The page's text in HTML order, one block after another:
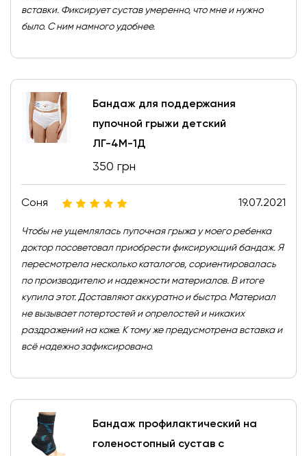
вставки. Фиксирует сустав умеренно, что мне и нужно
было. С ним намного удобнее.
Бандаж для поддержания
пупочной грыжи детский
ЛГ-4М-1Д
350 грн
Соня 19.07.2021
Чтобы не ущемлялась пупочная грыжа у моего ребенка
доктор посоветовал приобрести фиксирующий бандаж. Я
пересмотрела несколько каталогов, сориентировалась
по производителю и надежности материалов. В итоге
купила этот. Доставляют аккуратно и быстро. Материал
не вызывает потертостей и опрелостей и никаких
раздражений на коже. К тому же предусмотрена вставка и
всё надежно зафиксировано.
Бандаж профилактический на
голеностопный сустав с